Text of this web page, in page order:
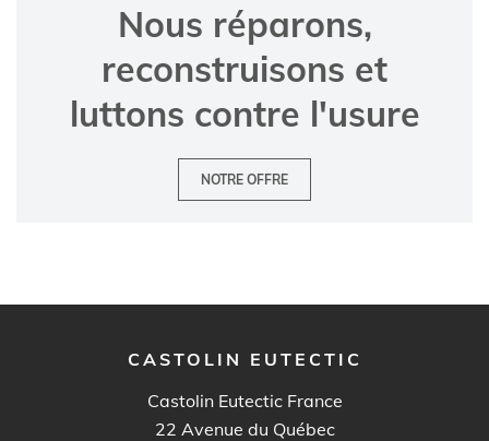
Nous réparons,
reconstruisons et
luttons contre l'usure
NOTRE OFFRE
CASTOLIN EUTECTIC
Castolin Eutectic France
22 Avenue du Québec